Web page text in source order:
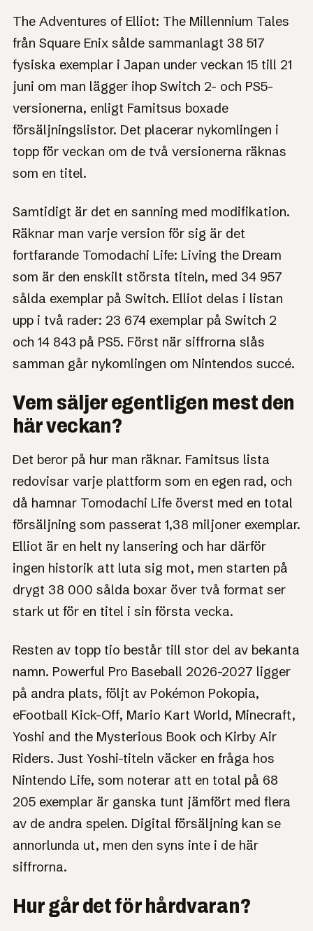
Square Enix
nykomling toppar
japanska listan när
konsolerna räknas
ihop
En ny Square Enix-titel slår sig fram i toppen, men bara
om man räknar de två versionerna tillsammans.
The Adventures of Elliot: The Millennium Tales
från Square Enix sålde sammanlagt 38 517
fysiska exemplar i Japan under veckan 15 till 21
juni om man lägger ihop Switch 2- och PS5-
versionerna, enligt Famitsus boxade
försäljningslistor. Det placerar nykomlingen i
topp för veckan om de två versionerna räknas
som en titel.
Samtidigt är det en sanning med modifikation.
Räknar man varje version för sig är det
fortfarande Tomodachi Life: Living the Dream
som är den enskilt största titeln, med 34 957
sålda exemplar på Switch. Elliot delas i listan
upp i två rader: 23 674 exemplar på Switch 2
och 14 843 på PS5. Först när siffrorna slås
samman går nykomlingen om Nintendos succé.
Vem säljer egentligen mest den
här veckan?
Det beror på hur man räknar. Famitsus lista
redovisar varje plattform som en egen rad, och
då hamnar Tomodachi Life överst med en total
försäljning som passerat 1,38 miljoner exemplar.
Elliot är en helt ny lansering och har därför
ingen historik att luta sig mot, men starten på
drygt 38 000 sålda boxar över två format ser
stark ut för en titel i sin första vecka.
Resten av topp tio består till stor del av bekanta
namn. Powerful Pro Baseball 2026-2027 ligger
på andra plats, följt av Pokémon Pokopia,
eFootball Kick-Off, Mario Kart World, Minecraft,
Yoshi and the Mysterious Book och Kirby Air
Riders. Just Yoshi-titeln väcker en fråga hos
Nintendo Life, som noterar att en total på 68
205 exemplar är ganska tunt jämfört med flera
av de andra spelen. Digital försäljning kan se
annorlunda ut, men den syns inte i de här
siffrorna.
Hur går det för hårdvaran?